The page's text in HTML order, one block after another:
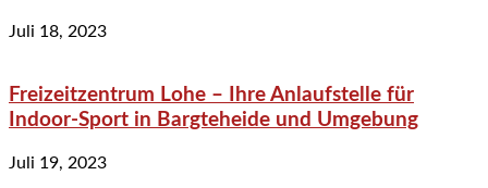
Juli 18, 2023
Freizeitzentrum Lohe – Ihre Anlaufstelle für
Indoor-Sport in Bargteheide und Umgebung
Juli 19, 2023